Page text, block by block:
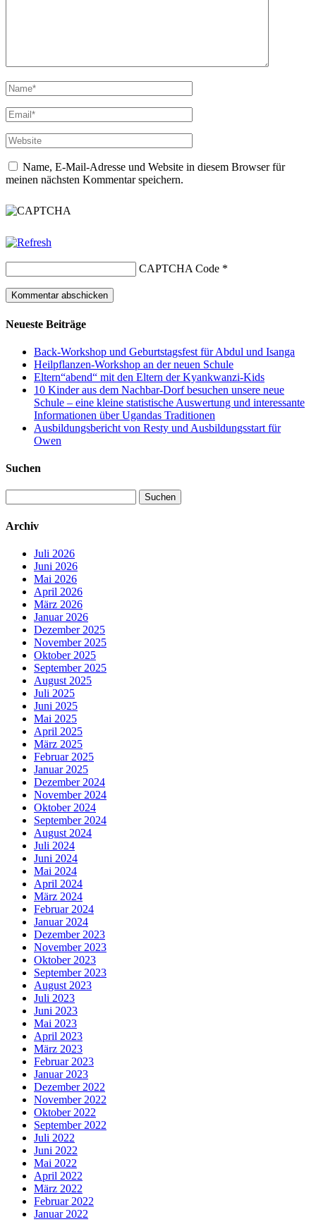
Name, E-Mail-Adresse und Website in diesem Browser für
meinen nächsten Kommentar speichern.
CAPTCHA Code *
Neueste Beiträge
Back-Workshop und Geburtstagsfest für Abdul und Isanga
Heilpflanzen-Workshop an der neuen Schule
Eltern“abend“ mit den Eltern der Kyankwanzi-Kids
10 Kinder aus dem Nachbar-Dorf besuchen unsere neue
Schule – eine kleine statistische Auswertung und interessante
Informationen über Ugandas Traditionen
Ausbildungsbericht von Resty und Ausbildungsstart für
Owen
Suchen
nach:
Archiv
Juli 2026
Juni 2026
Mai 2026
April 2026
März 2026
Januar 2026
Dezember 2025
November 2025
Oktober 2025
September 2025
August 2025
Juli 2025
Juni 2025
Mai 2025
April 2025
März 2025
Februar 2025
Januar 2025
Dezember 2024
November 2024
Oktober 2024
September 2024
August 2024
Juli 2024
Juni 2024
Mai 2024
April 2024
März 2024
Februar 2024
Januar 2024
Dezember 2023
November 2023
Oktober 2023
September 2023
August 2023
Juli 2023
Juni 2023
Mai 2023
April 2023
März 2023
Februar 2023
Januar 2023
Dezember 2022
November 2022
Oktober 2022
September 2022
Juli 2022
Juni 2022
Mai 2022
April 2022
März 2022
Februar 2022
Januar 2022